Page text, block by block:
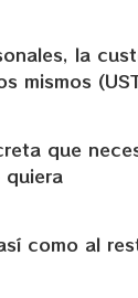
la
mismos
que
como al